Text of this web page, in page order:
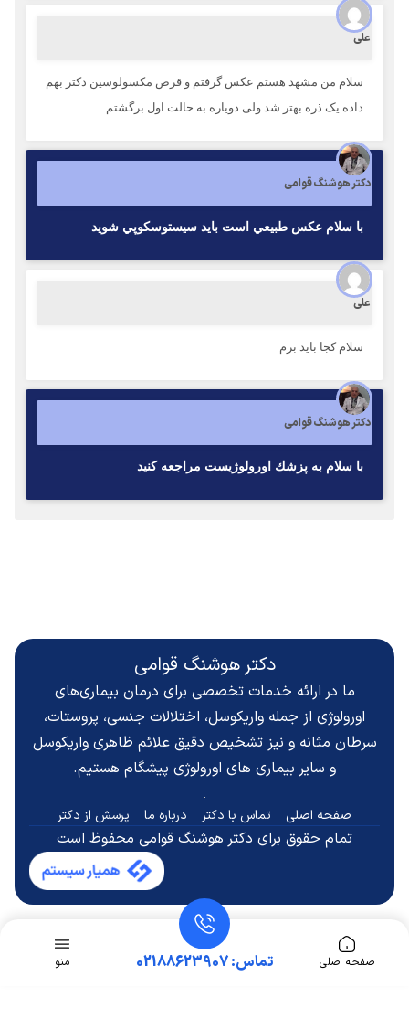
علی
سلام من مشهد هستم عکس گرفتم و قرص مکسولوسین دکتر بهم
داده یک ذره بهتر شد ولی دویاره به حالت اول برگشتم
دکتر هوشنگ قوامی
با سلام عكس طبيعي است بايد سيستوسكوپي شويد
علی
سلام کجا باید برم
دکتر هوشنگ قوامی
با سلام به پزشك اورولوژيست مراجعه كنيد
دکتر هوشنگ قوامی
ما در ارائه خدمات تخصصی برای درمان بیماری‌های
اورولوژی از جمله واریکوسل، اختلالات جنسی، پروستات،
سرطان مثانه و نیز تشخیص دقیقعلائم ظاهری واریکوسل
و سایر بیماری های اورولوژی پیشگام هستیم.
صفحه اصلی تماس با دکتر درباره ما پرسش از دکتر
تمام حقوق برای دکتر هوشنگ قوامی محفوظ است
صفحه اصلی تماس: 02188623907 منو